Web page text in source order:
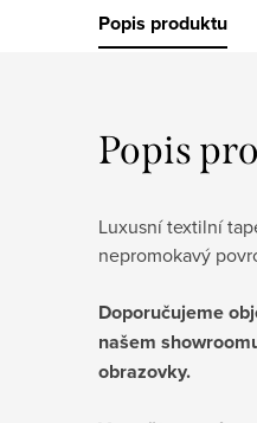
Popis produktu
Popis
Luxusní textilní
nepromokavý
Doporučujeme
našem
obrazovky.